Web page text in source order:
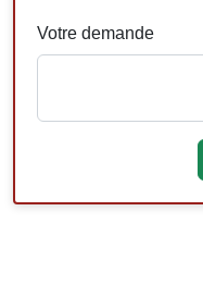
Votre demande